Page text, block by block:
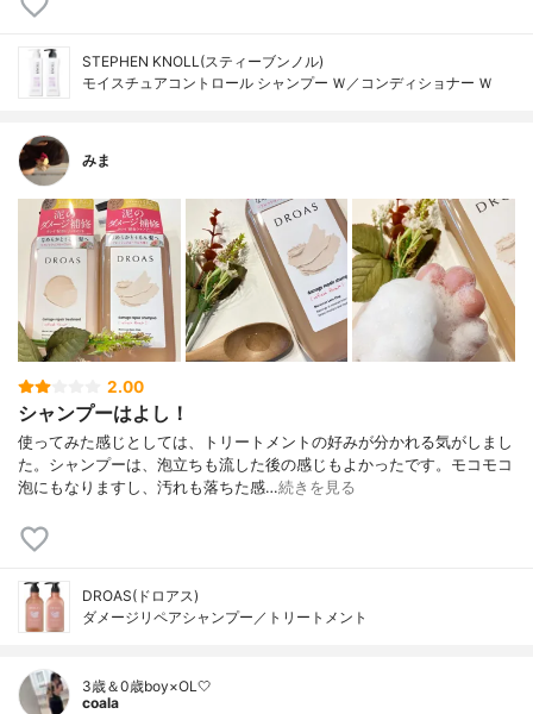
STEPHEN KNOLL(スティーブンノル)
モイスチュアコントロール シャンプー Ｗ／コンディショナー Ｗ
みま
2.00
シャンプーはよし！
使ってみた感じとしては、トリートメントの好みが分かれる気がしまし
た。シャンプーは、泡立ちも流した後の感じもよかったです。モコモコ
泡にもなりますし、汚れも落ちた感…続きを見る
DROAS(ドロアス)
ダメージリペアシャンプー／トリートメント
3歳＆0歳boy×OL🤍
coala